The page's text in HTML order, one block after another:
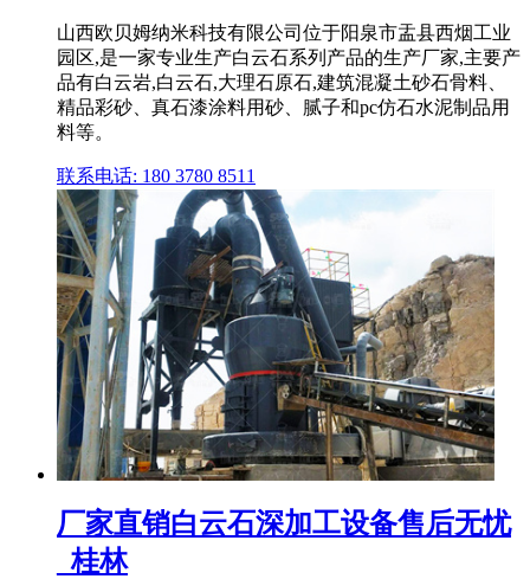
山西欧贝姆纳米科技有限公司位于阳泉市盂县西烟工业
园区,是一家专业生产白云石系列产品的生产厂家,主要产
品有白云岩,白云石,大理石原石,建筑混凝土砂石骨料、
精品彩砂、真石漆涂料用砂、腻子和pc仿石水泥制品用
料等。
联系电话: 180 3780 8511
厂家直销白云石深加工设备售后无忧
_桂林